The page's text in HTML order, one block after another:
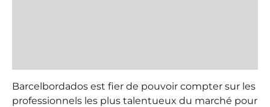
Barcelbordados est fier de pouvoir compter sur les
professionnels les plus talentueux du marché pour